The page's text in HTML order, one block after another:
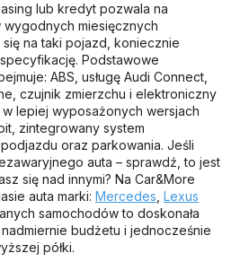
lub kredyt pozwala na
miesięcznych
się na taki pojazd, koniecznie
Podstawowe
ABS, usługę Audi Connect,
czujnik zmierzchu i elektroniczny
lepiej wyposażonych wersjach
zintegrowany system
oraz parkowania. Jeśli
auta – sprawdź, to jest
się nad innymi? Na Car&More
auta marki: Mercedes Lexus
samochodów to doskonała
budżetu i jednocześnie
półki.